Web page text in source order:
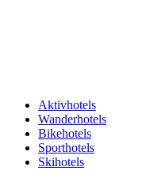
Aktivhotels
Wanderhotels
Bikehotels
Sporthotels
Skihotels